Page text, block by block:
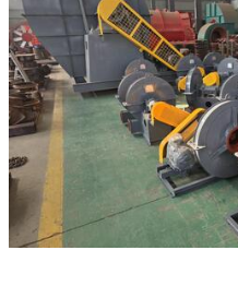
METALL- UND NICHTMETALLBERGBAU | SONDERANFERTIGUNGEN FÜR HOCHTEMPERATUR- & KORROSIONSVENTILATOREN | TUNNEL & UNTERTAGEBAU